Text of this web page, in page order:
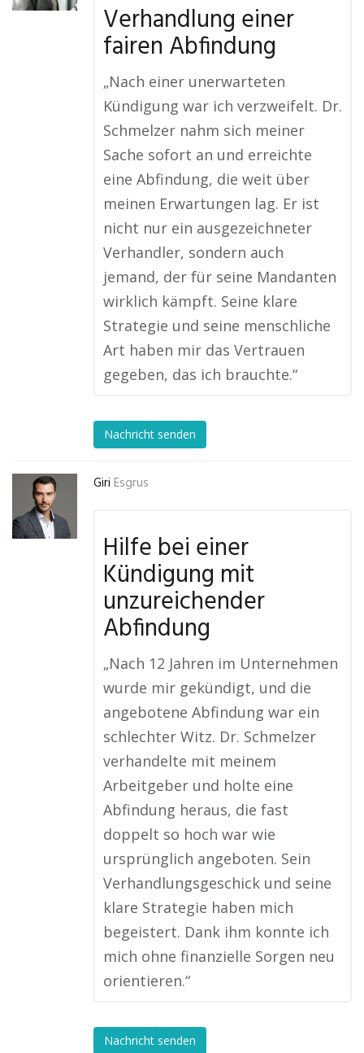
Verhandlung einer
fairen Abfindung
„Nach einer unerwarteten
Kündigung war ich verzweifelt. Dr.
Schmelzer nahm sich meiner
Sache sofort an und erreichte
eine Abfindung, die weit über
meinen Erwartungen lag. Er ist
nicht nur ein ausgezeichneter
Verhandler, sondern auch
jemand, der für seine Mandanten
wirklich kämpft. Seine klare
Strategie und seine menschliche
Art haben mir das Vertrauen
gegeben, das ich brauchte.“
Nachricht senden
Giri Esgrus
Hilfe bei einer
Kündigung mit
unzureichender
Abfindung
„Nach 12 Jahren im Unternehmen
wurde mir gekündigt, und die
angebotene Abfindung war ein
schlechter Witz. Dr. Schmelzer
verhandelte mit meinem
Arbeitgeber und holte eine
Abfindung heraus, die fast
doppelt so hoch war wie
ursprünglich angeboten. Sein
Verhandlungsgeschick und seine
klare Strategie haben mich
begeistert. Dank ihm konnte ich
mich ohne finanzielle Sorgen neu
orientieren.“
Nachricht senden